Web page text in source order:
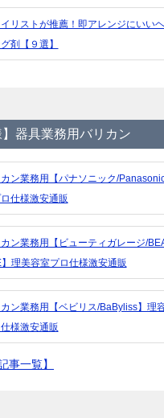
リストが推薦！即アレンジにいい
剤【９選】
器具業務用バリカン
ン業務用【パナソニック/
仕様激安通販
ン業務用【ビューティガレージ/
理美容室プロ仕様激安通販
ン業務用【ベビリス/BaByliss】理
様激安通販
事一覧】